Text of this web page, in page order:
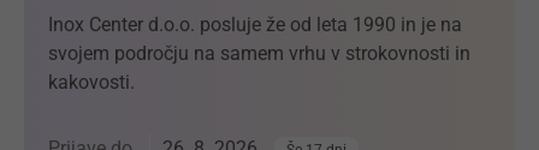
Inox Center d.o.o. posluje že od leta 1990 in je na
svojem področju na samem vrhu v strokovnosti in
kakovosti.